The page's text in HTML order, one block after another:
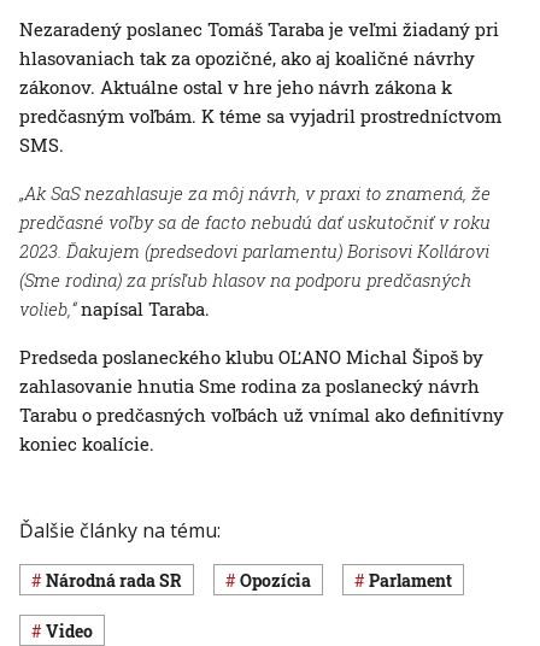
Nezaradený poslanec Tomáš Taraba je veľmi žiadaný pri
hlasovaniach tak za opozičné, ako aj koaličné návrhy
zákonov. Aktuálne ostal v hre jeho návrh zákona k
predčasným voľbám. K téme sa vyjadril prostredníctvom
SMS.
„Ak SaS nezahlasuje za môj návrh, v praxi to znamená, že
predčasné voľby sa de facto nebudú dať uskutočniť v roku
2023. Ďakujem (predsedovi parlamentu) Borisovi Kollárovi
(Sme rodina) za prísľub hlasov na podporu predčasných
volieb,“napísal Taraba.
Predseda poslaneckého klubu OĽANO Michal Šipoš by
zahlasovanie hnutia Sme rodina za poslanecký návrh
Tarabu o predčasných voľbách už vnímal ako definitívny
koniec koalície.
Ďalšie články na tému:
Národná rada SR opozícia Parlament
Video